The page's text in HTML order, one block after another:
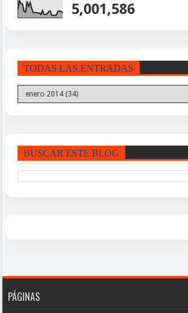
5,001,586
TODAS LAS ENTRADAS
BUSCAR ESTE BLOG
PÁGINAS